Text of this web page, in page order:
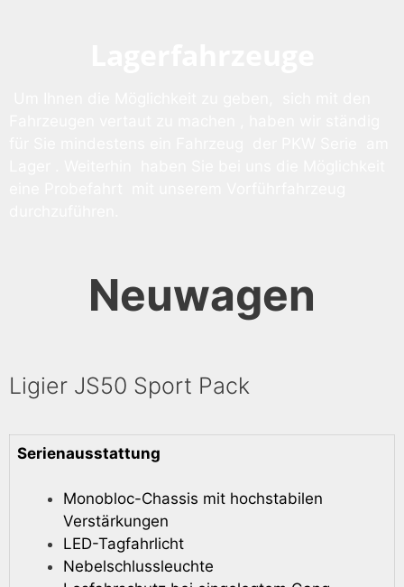
Neuwagen
Ligier JS50 Sport Pack
Serienausstattung
Monobloc-Chassis mit hochstabilen
Verstärkungen
LED-Tagfahrlicht
Nebelschlussleuchte